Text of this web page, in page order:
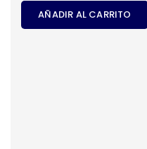
AÑADIR AL CARRITO